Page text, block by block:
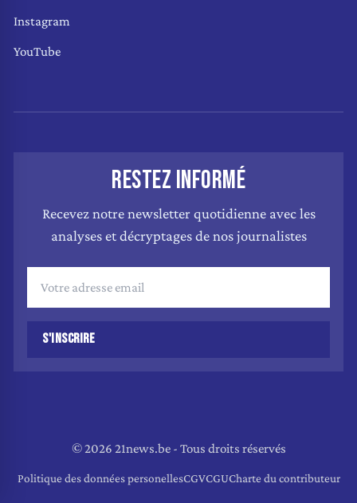
Instagram
YouTube
RESTEZ INFORMÉ
Recevez notre newsletter quotidienne avec les
analyses et décryptages de nos journalistes
S'INSCRIRE
© 2026 21news.be - Tous droits réservés
Politique des données personellesCGVCGUCharte du contributeur